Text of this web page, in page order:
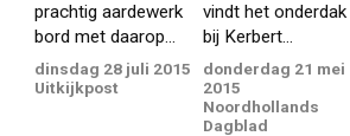
prachtig aardewerk
bord met daarop...
dinsdag 28 juli 2015
Uitkijkpost
vindt het onderdak
bij Kerbert...
donderdag 21 mei
2015
Noordhollands
Dagblad